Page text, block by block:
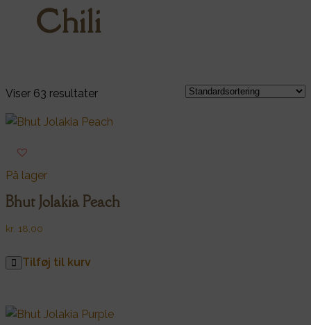
Chili
Viser 63 resultater
På lager
Bhut Jolakia Peach
kr. 18,00
Tilføj til kurv